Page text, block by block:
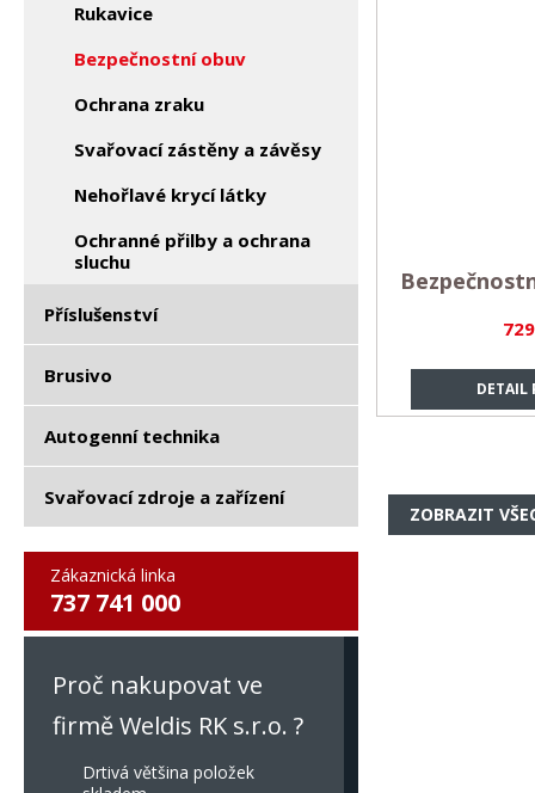
Rukavice
Bezpečnostní obuv
Ochrana zraku
Svařovací zástěny a závěsy
Nehořlavé krycí látky
Ochranné přilby a ochrana
sluchu
Příslušenství
Brusivo
Autogenní technika
Svařovací zdroje a zařízení
Zákaznická linka
737 741 000
Proč nakupovat ve
firmě Weldis RK s.r.o. ?
Drtivá většina položek
DETAIL
ZOBRAZIT